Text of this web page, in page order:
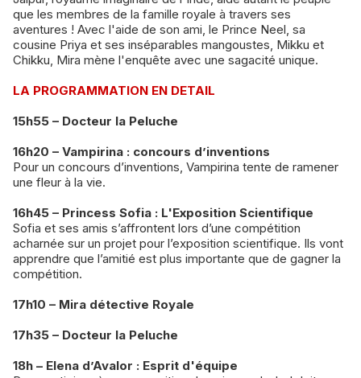
que les membres de la famille royale à travers ses
aventures ! Avec l'aide de son ami, le Prince Neel, sa
cousine Priya et ses inséparables mangoustes, Mikku et
Chikku, Mira mène l'enquête avec une sagacité unique.
LA PROGRAMMATION EN DETAIL
15h55 – Docteur la Peluche
16h20 – Vampirina : concours d’inventions
Pour un concours d’inventions, Vampirina tente de ramener
une fleur à la vie.
16h45 – Princess Sofia : L'Exposition Scientifique
Sofia et ses amis s’affrontent lors d’une compétition
acharnée sur un projet pour l’exposition scientifique. Ils vont
apprendre que l’amitié est plus importante que de gagner la
compétition.
17h10 – Mira détective Royale
17h35 – Docteur la Peluche
18h – Elena d’Avalor : Esprit d'équipe